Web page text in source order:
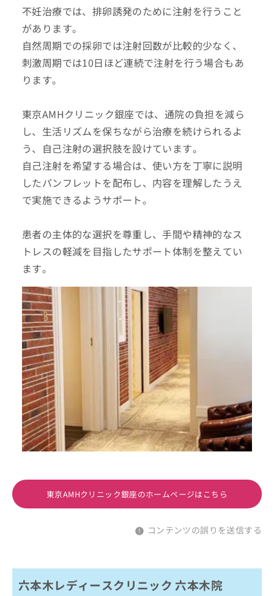
不妊治療では、排卵誘発のために注射を行うこと
があります。
自然周期での採卵では注射回数が比較的少なく、
刺激周期では10日ほど連続で注射を行う場合もあ
ります。
東京AMHクリニック銀座では、通院の負担を減ら
し、生活リズムを保ちながら治療を続けられるよ
う、自己注射の選択肢を設けています。
自己注射を希望する場合は、使い方を丁寧に説明
したパンフレットを配布し、内容を理解したうえ
で実施できるようサポート。
患者の主体的な選択を尊重し、手間や精神的なス
トレスの軽減を目指したサポート体制を整えてい
ます。
東京AMHクリニック銀座のホームページはこちら
コンテンツの誤りを送信する
六本木レディースクリニック 六本木院